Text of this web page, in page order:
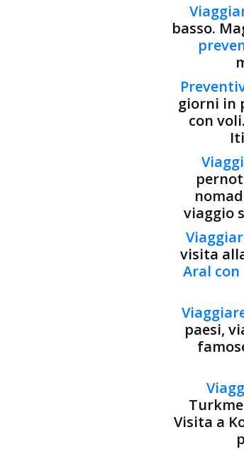
basso.
giorni in
con
viaggio
visita
Aral con
paesi,
Visita a